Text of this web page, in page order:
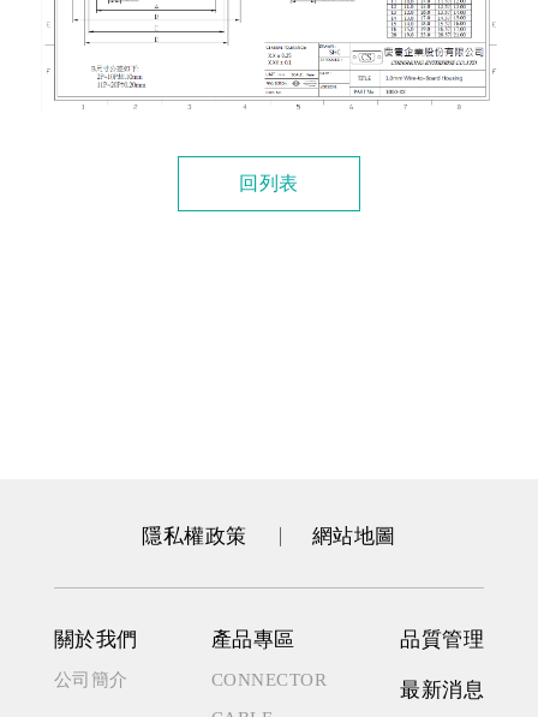
回列表
隱私權政策 網站地圖
關於我們
公司簡介
產品專區
CONNECTOR
品質管理
最新消息